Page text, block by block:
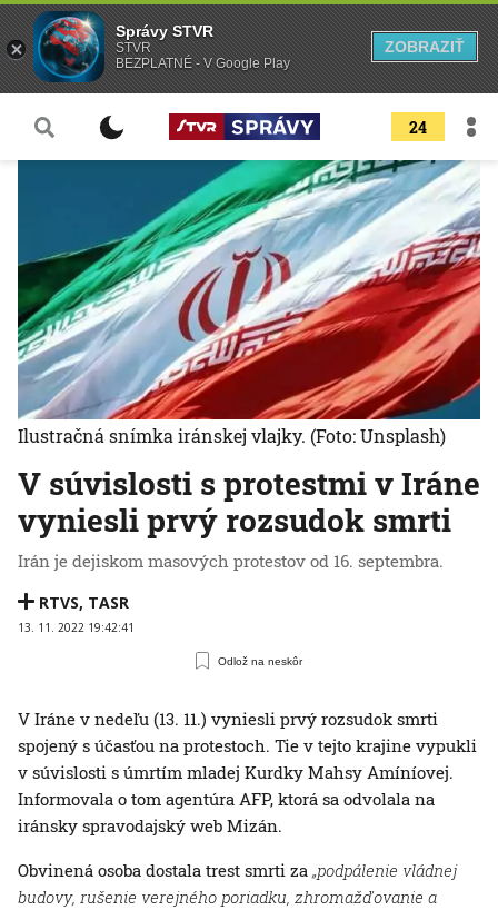
24
V súvislosti s protestmi v Iráne
vyniesli prvý rozsudok smrti
Irán je dejiskom masových protestov od 16. septembra.
RTVS, TASR
13. 11. 2022 19:42:41
Odlož na neskôr
Ilustračná snímka iránskej vlajky. (Foto: Unsplash)
V Iráne v nedeľu (13. 11.) vyniesli prvý rozsudok smrti
spojený s účasťou na protestoch. Tie v tejto krajine vypukli
v súvislosti s úmrtím mladej Kurdky Mahsy Amíníovej.
Informovala o tom agentúra AFP, ktorá sa odvolala na
iránsky spravodajský web Mizán.
Obvinená osoba dostala trest smrti za „podpálenie vládnej
budovy, rušenie verejného poriadku, zhromažďovanie a
Správy STVR
STVR
BEZPLATNÉ - V Google Play
ZOBRAZIŤ